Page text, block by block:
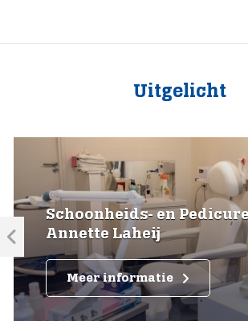
Uitgelicht
Schoonheids- en
Annette Laheij
Meer informatie